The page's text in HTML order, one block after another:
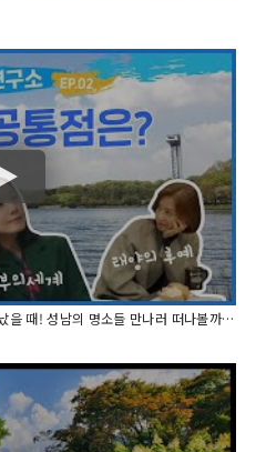
[성남유잼연구소 2화] 성남이 9경을 만났을 때! 성남의 명소들 만나러 떠나볼까요?